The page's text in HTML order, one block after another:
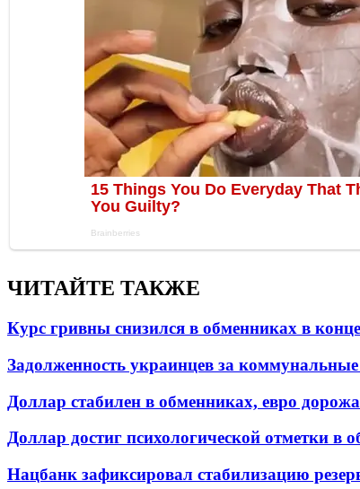
ЧИТАЙТЕ ТАКЖЕ
Курс гривны снизился в обменниках в
Задолженность украинцев за
Доллар стабилен в обменниках, евро
Доллар достиг психологической отметки в
Нацбанк зафиксировал стабилизацию